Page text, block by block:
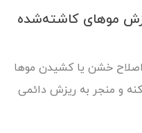
موهای کاشته‌شده
اصلاح خشن یا کشیدن موها
و منجر به ریزش دائمی